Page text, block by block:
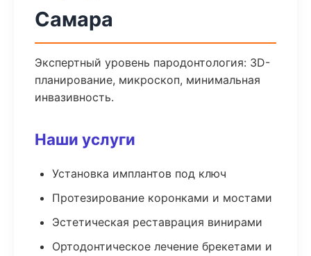
Самара
Экспертный уровень пародонтология: 3D-
планирование, микроскоп, минимальная
инвазивность.
Наши услуги
Установка имплантов под ключ
Протезирование коронками и мостами
Эстетическая реставрация винирами
Ортодонтическое лечение брекетами и